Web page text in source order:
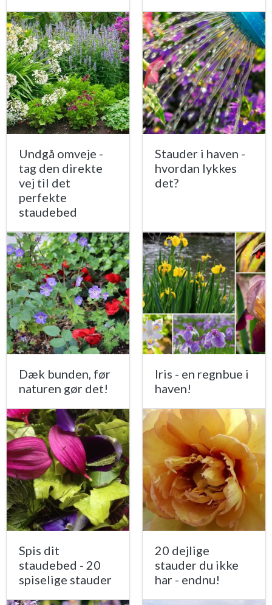
Undgå omveje -
tag den direkte
vej til det
perfekte
staudebed
Stauder i haven -
hvordan lykkes
det?
Dæk bunden, før
naturen gør det!
Iris - en regnbue i
haven!
Spis dit
staudebed - 20
spiselige stauder
20 dejlige
stauder du ikke
har - endnu!